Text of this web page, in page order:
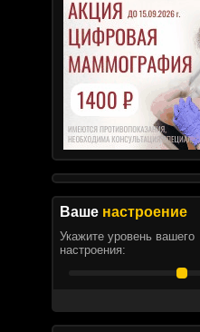
Ваше настроение
Укажите уровень вашего
настроения: